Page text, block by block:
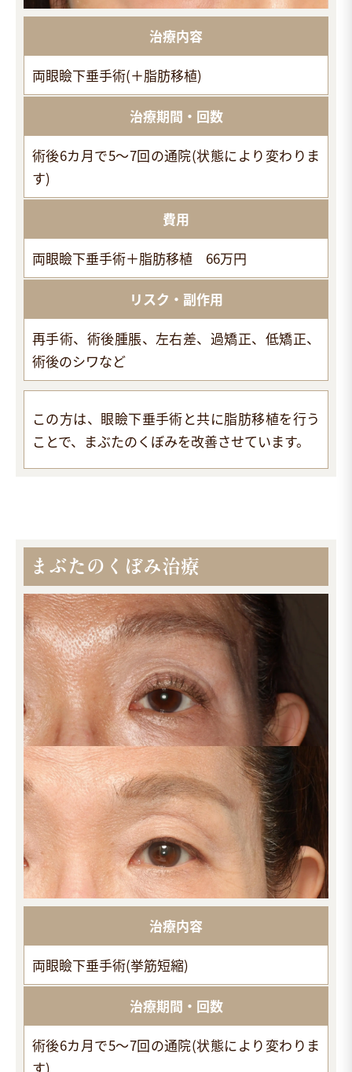
治療内容
両眼瞼下垂手術(＋脂肪移植)
治療期間・回数
術後6カ月で5～7回の通院(状態により変わりま
す)
費用
両眼瞼下垂手術＋脂肪移植 66万円
リスク・副作用
再手術、術後腫脹、左右差、過矯正、低矯正、
術後のシワなど
この方は、眼瞼下垂手術と共に脂肪移植を行う
ことで、まぶたのくぼみを改善させています。
まぶたのくぼみ治療
治療内容
両眼瞼下垂手術(挙筋短縮)
治療期間・回数
術後6カ月で5～7回の通院(状態により変わりま
す)